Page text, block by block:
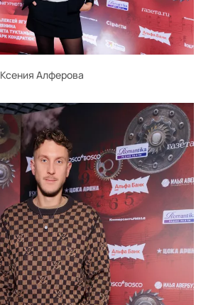
Ксения Алферова